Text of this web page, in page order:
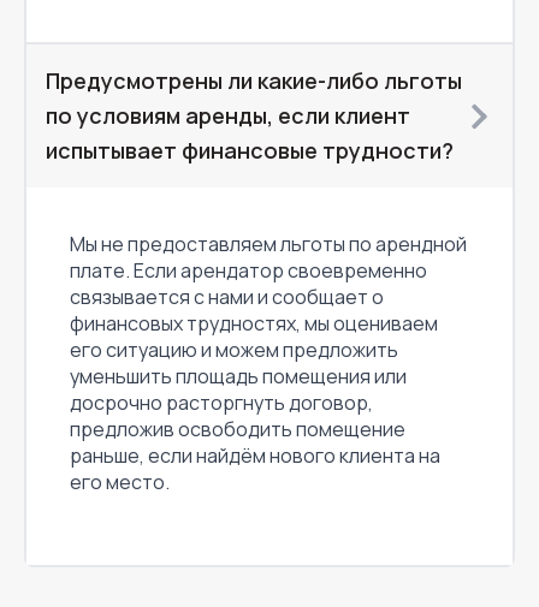
Предусмотрены ли какие-либо льготы
по условиям аренды, если клиент
испытывает финансовые трудности?
Мы не предоставляем льготы по арендной
плате. Если арендатор своевременно
связывается с нами и сообщает о
финансовых трудностях, мы оцениваем
его ситуацию и можем предложить
уменьшить площадь помещения или
досрочно расторгнуть договор,
предложив освободить помещение
раньше, если найдём нового клиента на
его место.